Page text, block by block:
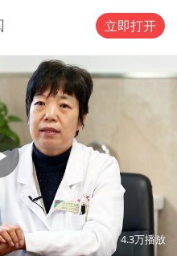
立即打开
00:45
4.3万播放